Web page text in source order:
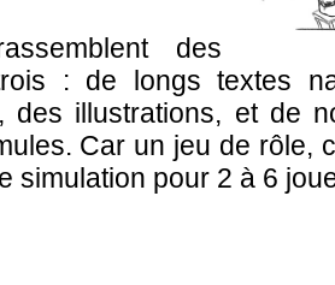
des
: de longs textes
des illustrations, et de
Car un jeu de rôle,
simulation pour 2 à 6